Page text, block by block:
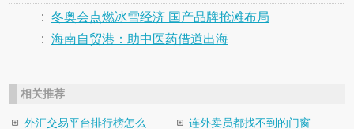
: 冬奥会点燃冰雪经济 国产品牌抢滩布局
: 海南自贸港：助中医药借道出海
相关推荐
外汇交易平台排行榜怎么
连外卖员都找不到的门窗